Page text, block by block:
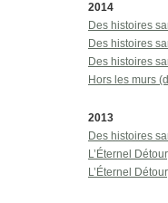
2014
Des histoires
Des histoires
Des histoires
Hors les murs
2013
Des histoires
L’Éternel
L’Éternel